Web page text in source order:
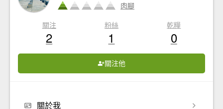
肉腳
關注
2
粉絲
1
乾糧
0
關注他
關於我